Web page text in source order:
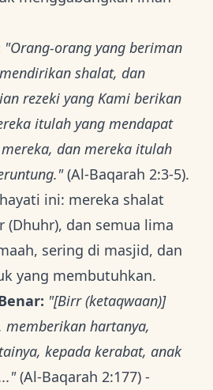
"Orang-orang yang beriman
shalat, dan
rezeki yang Kami berikan
itulah yang mendapat
dan mereka itulah
(Al-Baqarah 2:3-5).
ini: mereka shalat
(Dhuhr), dan semua lima
sering di masjid, dan
yang membutuhkan.
"[Birr (ketaqwaan)]
hartanya,
kepada kerabat, anak
(Al-Baqarah 2:177) -